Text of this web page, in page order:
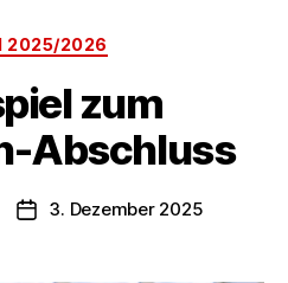
Kategorien
2025/2026
zum
Abschluss
Veröffentlichungsdatum
3. Dezember 2025